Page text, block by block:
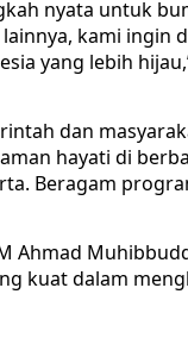
nyata untuk
kami
yang lebih
dan
hayati di
Beragam
Ahmad
kuat dalam